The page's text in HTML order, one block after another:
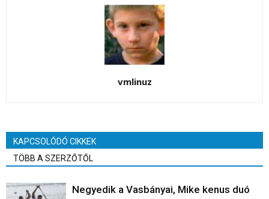
vmlinuz
KAPCSOLÓDÓ CIKKEK
TÖBB A SZERZŐTŐL
Negyedik a Vasbányai, Mike kenus duó